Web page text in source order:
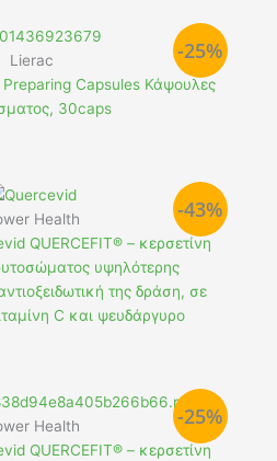
-25%
Lierac
Capsules Κάψουλες
30caps
-43%
Health
QUERCEFIT® – κερσετίνη
υψηλότερης
της δράση, σε
C και ψευδάργυρο
-25%
Health
QUERCEFIT® – κερσετίνη